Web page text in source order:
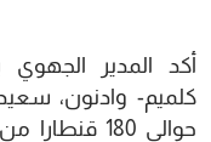
أكد المدير الجهوي
كلميم- وادنون، سعيد
حوالي 180